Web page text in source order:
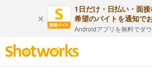
1日だけ・日払い・面接
希望のバイトを通知で
Androidアプリを無料でダ